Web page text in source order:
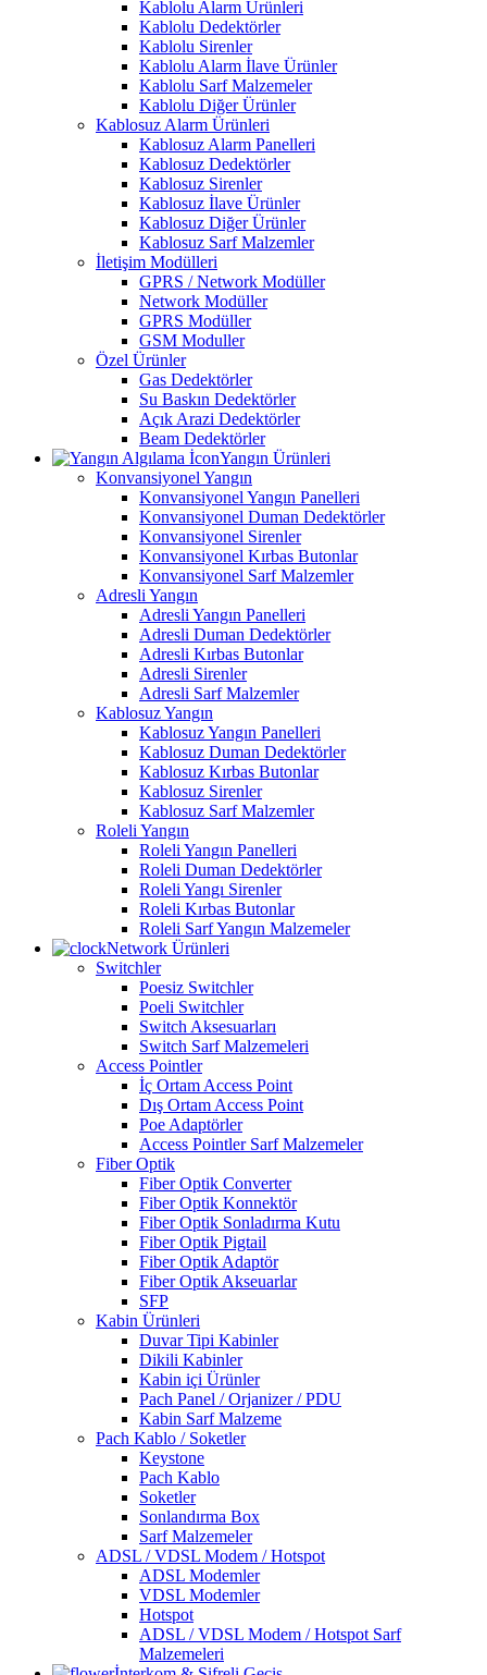
Kablolu Alarm Ürünleri
Kablolu Dedektörler
Kablolu Sirenler
Kablolu Alarm İlave Ürünler
Kablolu Sarf Malzemeler
Kablolu Diğer Ürünler
Kablosuz Alarm Ürünleri
Kablosuz Alarm Panelleri
Kablosuz Dedektörler
Kablosuz Sirenler
Kablosuz İlave Ürünler
Kablosuz Diğer Ürünler
Kablosuz Sarf Malzemler
İletişim Modülleri
GPRS / Network Modüller
Network Modüller
GPRS Modüller
GSM Moduller
Özel Ürünler
Gas Dedektörler
Su Baskın Dedektörler
Açık Arazi Dedektörler
Beam Dedektörler
Yangın Ürünleri
Konvansiyonel Yangın
Konvansiyonel Yangın Panelleri
Konvansiyonel Duman Dedektörler
Konvansiyonel Sirenler
Konvansiyonel Kırbas Butonlar
Konvansiyonel Sarf Malzemler
Adresli Yangın
Adresli Yangın Panelleri
Adresli Duman Dedektörler
Adresli Kırbas Butonlar
Adresli Sirenler
Adresli Sarf Malzemler
Kablosuz Yangın
Kablosuz Yangın Panelleri
Kablosuz Duman Dedektörler
Kablosuz Kırbas Butonlar
Kablosuz Sirenler
Kablosuz Sarf Malzemler
Roleli Yangın
Roleli Yangın Panelleri
Roleli Duman Dedektörler
Roleli Yangı Sirenler
Roleli Kırbas Butonlar
Roleli Sarf Yangın Malzemeler
Network Ürünleri
Switchler
Poesiz Switchler
Poeli Switchler
Switch Aksesuarları
Switch Sarf Malzemeleri
Access Pointler
İç Ortam Access Point
Dış Ortam Access Point
Poe Adaptörler
Access Pointler Sarf Malzemeler
Fiber Optik
Fiber Optik Converter
Fiber Optik Konnektör
Fiber Optik Sonladırma Kutu
Fiber Optik Pigtail
Fiber Optik Adaptör
Fiber Optik Akseuarlar
SFP
Kabin Ürünleri
Duvar Tipi Kabinler
Dikili Kabinler
Kabin içi Ürünler
Pach Panel / Orjanizer / PDU
Kabin Sarf Malzeme
Pach Kablo / Soketler
Keystone
Pach Kablo
Soketler
Sonlandırma Box
Sarf Malzemeler
ADSL / VDSL Modem / Hotspot
ADSL Modemler
VDSL Modemler
Hotspot
ADSL / VDSL Modem / Hotspot Sarf
Malzemeleri